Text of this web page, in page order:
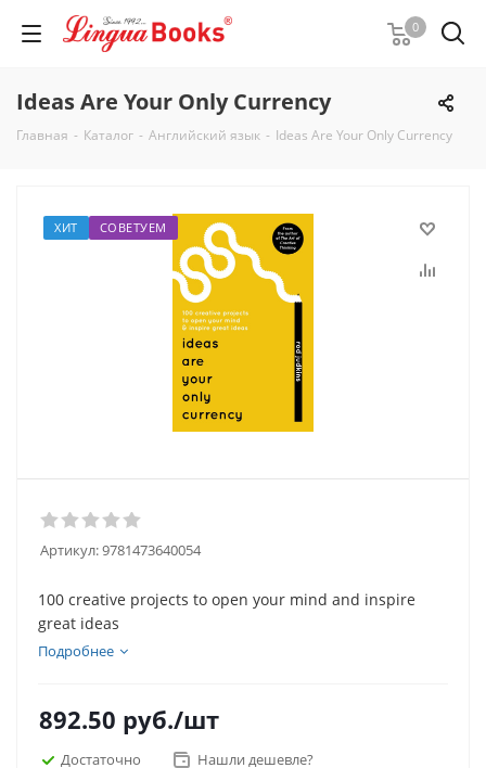
0
Ideas Are Your Only Currency
Главная - Каталог - Английский язык - Ideas Are Your Only Currency
ХИТ СОВЕТУЕМ
Артикул:9781473640054
100 creative projects to open your mind and inspire
great ideas
Подробнее
892.50 руб./шт
Достаточно Нашли дешевле?